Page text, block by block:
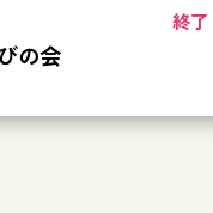
終了
の会